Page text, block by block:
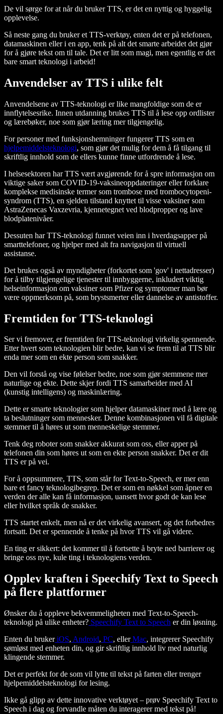
De vil sørge for at når du bruker TTS, er det en nyttig og hyggelig
opplevelse.
Så neste gang du bruker et TTS-verktøy, enten det er på telefonen,
datamaskinen eller i en app, tenk på alt det smarte arbeidet det gjør
for å gjøre tekst om til tale. Det er litt som magi, men egentlig er det
bare smart teknologi i arbeid!
Anvendelser av TTS i ulike felt
Anvendelsene av TTS-teknologi er like mangfoldige som de er
innflytelsesrike. Innen utdanning brukes TTS til å lese opp ordlister
og lærebøker, noe som gjør læring mer tilgjengelig.
For personer med funksjonshemninger fungerer TTS som en
hjelpemiddelsteknologi, som gjør det mulig for dem å få tilgang til
skriftlig innhold som de ellers kunne finne utfordrende å lese.
I helsesektoren har TTS vært avgjørende for å spre informasjon om
viktige saker som COVID-19-vaksineoppdateringer eller forklare
komplekse medisinske termer som trombose med trombocytopeni-
syndrom (TTS), en sjelden tilstand knyttet til visse vaksiner som
AstraZenecas Vaxzevria, kjennetegnet ved blodpropper og lave
blodplatenivåer.
Dessuten har TTS-teknologi funnet veien inn i hverdagsapper på
smarttelefoner, og hjelper med alt fra navigasjon til virtuell
assistanse.
Det brukes også av myndigheter (forkortet som 'gov' i nettadresser)
for å tilby tilgjengelige tjenester til innbyggerne, inkludert viktig
helseinformasjon om vaksiner som Pfizer og symptomer man bør
være oppmerksom på, som brystsmerter eller dannelse av antistoffer.
Fremtiden for TTS-teknologi
Ser vi fremover, er fremtiden for TTS-teknologi virkelig spennende.
Etter hvert som teknologien blir bedre, kan vi se frem til at TTS blir
enda mer som en ekte person som snakker.
Den vil forstå og vise følelser bedre, noe som gjør stemmene mer
naturlige og ekte. Dette skjer fordi TTS samarbeider med AI
(kunstig intelligens) og maskinlæring.
Dette er smarte teknologier som hjelper datamaskiner med å lære og
ta beslutninger som mennesker. Denne kombinasjonen vil få digitale
stemmer til å høres ut som menneskelige stemmer.
Tenk deg roboter som snakker akkurat som oss, eller apper på
telefonen din som høres ut som en ekte person snakker. Det er dit
TTS er på vei.
For å oppsummere, TTS, som står for Text-to-Speech, er mer enn
bare et fancy teknologibegrep. Det er som en nøkkel som åpner en
verden der alle kan få informasjon, uansett hvor godt de kan lese
eller hvilket språk de snakker.
TTS startet enkelt, men nå er det virkelig avansert, og det forbedres
fortsatt. Det er spennende å tenke på hvor TTS vil gå videre.
En ting er sikkert: det kommer til å fortsette å bryte ned barrierer og
bringe oss nye, kule ting i teknologiens verden.
Opplev kraften i Speechify Text to Speech
på flere plattformer
Ønsker du å oppleve bekvemmeligheten med Text-to-Speech-
teknologi på ulike enheter? Speechify Text to Speech er din løsning.
Enten du brukeriOS, Android, PC, ellerMac, integrerer Speechify
sømløst med enheten din, og gir skriftlig innhold liv med naturlig
klingende stemmer.
Det er perfekt for de som vil lytte til tekst på farten eller trenger
hjelpemiddelsteknologi for lesing.
Ikke gå glipp av dette innovative verktøyet – prøv Speechify Text to
Speech i dag og forvandle måten du interagerer med tekst på!